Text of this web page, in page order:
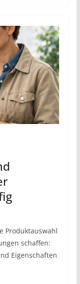
Produktauswahl
schaffen:
Eigenschaften